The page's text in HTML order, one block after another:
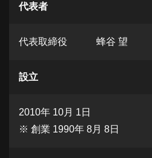
代表者
代表取締役 蜂谷 望
設立
2010年 10月 1日
※ 創業 1990年 8月 8日